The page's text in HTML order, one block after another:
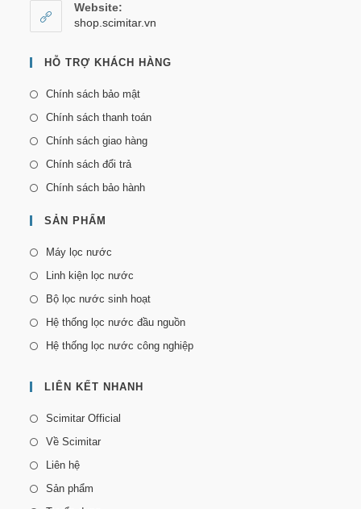
Website:
shop.scimitar.vn
HỖ TRỢ KHÁCH HÀNG
Chính sách bảo mật
Chính sách thanh toán
Chính sách giao hàng
Chính sách đổi trả
Chính sách bảo hành
SẢN PHẨM
Máy lọc nước
Linh kiện lọc nước
Bộ lọc nước sinh hoạt
Hệ thống lọc nước đầu nguồn
Hệ thống lọc nước công nghiệp
LIÊN KẾT NHANH
Scimitar Official
Về Scimitar
Liên hệ
Sản phẩm